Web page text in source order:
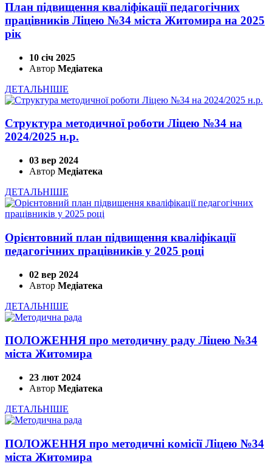
План підвищення кваліфікації педагогічних
працівників Ліцею №34 міста Житомира на 2025
рік
10 січ 2025
Автор Медіатека
ДЕТАЛЬНІШЕ
Структура методичної роботи Ліцею №34 на
2024/2025 н.р.
03 вер 2024
Автор Медіатека
ДЕТАЛЬНІШЕ
Орієнтовний план підвищення кваліфікації
педагогічних працівників у 2025 році
02 вер 2024
Автор Медіатека
ДЕТАЛЬНІШЕ
ПОЛОЖЕННЯ про методичну раду Ліцею №34
міста Житомира
23 лют 2024
Автор Медіатека
ДЕТАЛЬНІШЕ
ПОЛОЖЕННЯ про методичні комісії Ліцею №34
міста Житомира